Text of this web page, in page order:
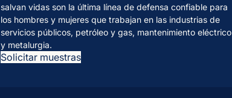
salvan vidas son la última línea de defensa confiable para
los hombres y mujeres que trabajan en las industrias de
servicios públicos, petróleo y gas, mantenimiento eléctrico
y metalurgia.
Solicitar muestras